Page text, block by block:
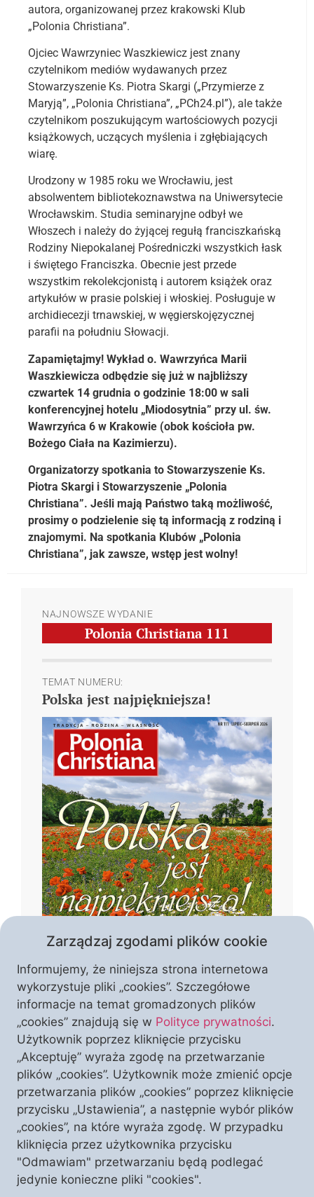
autora, organizowanej przez krakowski Klub
„Polonia Christiana”.
Ojciec Wawrzyniec Waszkiewicz jest znany
czytelnikom mediów wydawanych przez
Stowarzyszenie Ks. Piotra Skargi („Przymierze z
Maryją”, „Polonia Christiana”, „PCh24.pl”), ale także
czytelnikom poszukującym wartościowych pozycji
książkowych, uczących myślenia i zgłębiających
wiarę.
Urodzony w 1985 roku we Wrocławiu, jest
absolwentem bibliotekoznawstwa na Uniwersytecie
Wrocławskim. Studia seminaryjne odbył we
Włoszech i należy do żyjącej regułą franciszkańską
Rodziny Niepokalanej Pośredniczki wszystkich łask
i świętego Franciszka. Obecnie jest przede
wszystkim rekolekcjonistą i autorem książek oraz
artykułów w prasie polskiej i włoskiej. Posługuje w
archidiecezji trnawskiej, w węgierskojęzycznej
parafii na południu Słowacji.
Zapamiętajmy! Wykład o. Wawrzyńca Marii
Waszkiewicza odbędzie się już w najbliższy
czwartek 14 grudnia o godzinie 18:00 w sali
konferencyjnej hotelu „Miodosytnia” przy ul. św.
Wawrzyńca 6 w Krakowie (obok kościoła pw.
Bożego Ciała na Kazimierzu).
Organizatorzy spotkania to Stowarzyszenie Ks.
Piotra Skargi i Stowarzyszenie „Polonia
Christiana”. Jeśli mają Państwo taką możliwość,
prosimy o podzielenie się tą informacją z rodziną i
znajomymi. Na spotkania Klubów „Polonia
Christiana”, jak zawsze, wstęp jest wolny!
NAJNOWSZE WYDANIE
Polonia Christiana 111
TEMAT NUMERU:
Polska jest najpiękniejsza!
Czym jest piękno Polski? Czy tworzą je
wyłącznie krajobrazy i zabytki, czy może
przede wszystkim wiara, kultura i
historia, które przez stulecia
kształtowały naszą narodową
tożsamość? W temacie numeru autorzy
pokazują Polskę jako wspólnotę
zakorzenioną w chrześcijaństwie,
przypominając o jej duchowym
WESPRZYJ NAS
I ODBIERZ TEN NUMER
Zarządzaj zgodami plików cookie
Informujemy, że niniejsza strona internetowa
wykorzystuje pliki „cookies”. Szczegółowe
informacje na temat gromadzonych plików
„cookies” znajdują się w Polityce prywatności.
Użytkownik poprzez kliknięcie przycisku
„Akceptuję” wyraża zgodę na przetwarzanie
plików „cookies”. Użytkownik może zmienić opcje
przetwarzania plików „cookies” poprzez kliknięcie
przycisku „Ustawienia”, a następnie wybór plików
„cookies”, na które wyraża zgodę. W przypadku
kliknięcia przez użytkownika przycisku
"Odmawiam" przetwarzaniu będą podlegać
jedynie konieczne pliki "cookies".